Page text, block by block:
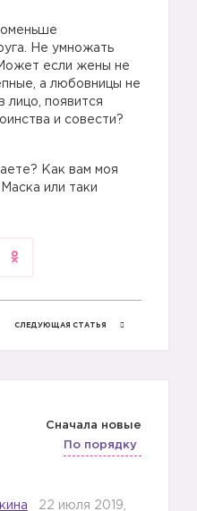
Не умножать
если жены не
а любовницы не
лицо, появится
и совести?
Как вам моя
или таки
СЛЕДУЮЩАЯ СТАТЬЯ
Сначала новые
По порядку
22 июля 2019,